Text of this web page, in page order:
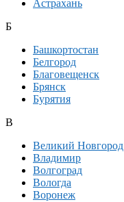
Астрахань
Б
Башкортостан
Белгород
Благовещенск
Брянск
Бурятия
В
Великий Новгород
Владимир
Волгоград
Вологда
Воронеж